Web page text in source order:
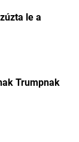
le a
Trumpnak